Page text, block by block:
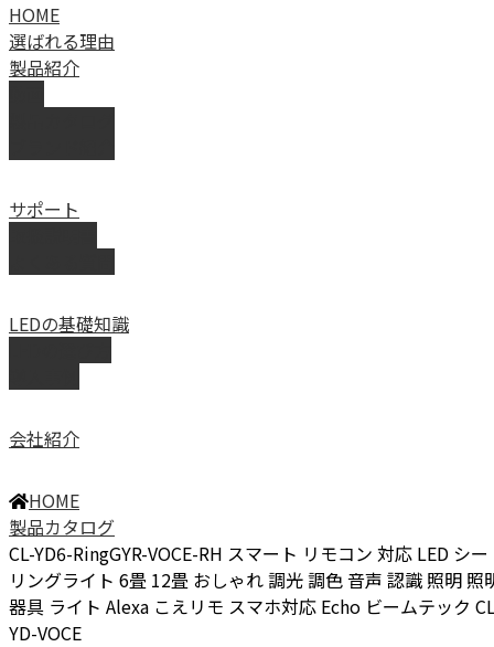
HOME
選ばれる理由
製品紹介
サポート
LEDの基礎知識
会社紹介
HOME
製品カタログ
CL-YD6-RingGYR-VOCE-RH スマート リモコン 対応 LED シー
リングライト 6畳 12畳 おしゃれ 調光 調色 音声 認識 照明 照
器具 ライト Alexa こえリモ スマホ対応 Echo ビームテック
YD-VOCE